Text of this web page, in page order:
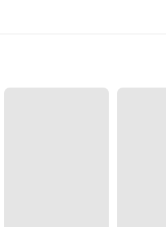
างป่า ตลอดจนผีสางนางไม้
และอย่าถูกผู้อื่นทรยศหักหลัง